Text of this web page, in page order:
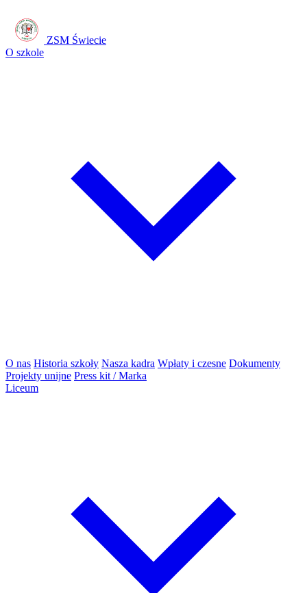
ZSM Świecie
O szkole
O nas Historia szkoły Nasza kadra Wpłaty i czesne Dokumenty
Projekty unijne Press kit / Marka
Liceum